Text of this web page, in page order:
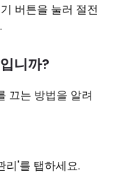
버튼을 눌러 절전
니까?
끄는 방법을 알려
리'를 탭하세요.